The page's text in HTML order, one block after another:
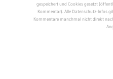
gespeichert und Cookies gesetzt
Kommentar). Alle Datenschutz-Infos
Kommentare manchmal nicht direkt